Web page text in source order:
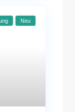
Neu